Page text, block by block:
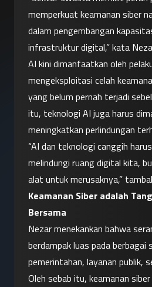
memperkuat keamanan siber
dalam pengembangan
infrastruktur digital,” kata
AI kini dimanfaatkan oleh
mengeksploitasi celah
yang belum pernah terjadi
itu, teknologi AI juga harus
meningkatkan perlindungan
“AI dan teknologi canggih
melindungi ruang digital kita,
alat untuk merusaknya,”
Keamanan Siber adalah
Bersama
Nezar menekankan bahwa
berdampak luas pada
pemerintahan, layanan publik,
Oleh sebab itu, keamanan